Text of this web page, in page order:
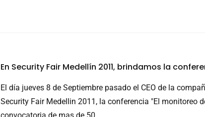
En Security Fair Medellín 2011, brindamos la
El día jueves 8 de Septiembre pasado el CEO de la
Security Fair Medellin 2011, la conferencia "El monitoreo